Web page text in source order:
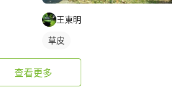
王東明
草皮
查看更多